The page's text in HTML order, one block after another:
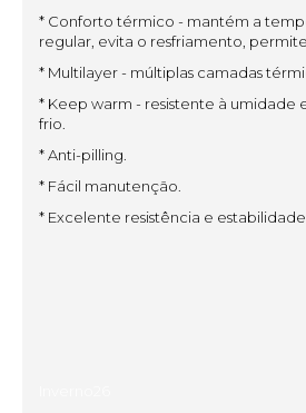
* Conforto térmico - mantém a
regular, evita o resfriamento,
* Multilayer - múltiplas camadas
* Keep warm - resistente à umidade
frio.
* Anti-pilling.
* Fácil manutenção.
* Excelente resistência e